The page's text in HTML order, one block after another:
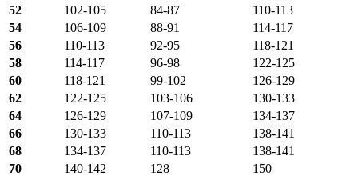
52
102-105 84-87
110-113
54
106-109 88-91
114-117
56
110-113 92-95
118-121
58
114-117 96-98
122-125
60
118-121 99-102
126-129
62
122-125 103-106
130-133
64
126-129 107-109
134-137
66
130-133 110-113
138-141
68
134-137 110-113
138-141
70
140-142 128
150